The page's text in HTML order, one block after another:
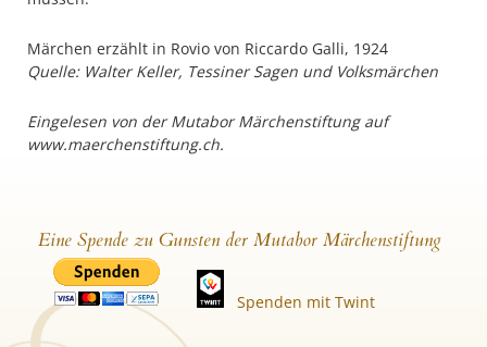
Märchen erzählt in Rovio von Riccardo Galli, 1924
Quelle: Walter Keller, Tessiner Sagen und Volksmärchen
Eingelesen von der Mutabor Märchenstiftung auf
www.maerchenstiftung.ch.
Eine Spende zu Gunsten der Mutabor Märchenstiftung
Spenden mit Twint